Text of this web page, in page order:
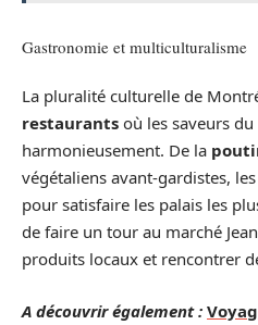
Gastronomie et multiculturalisme
La pluralité culturelle de
restaurants où les saveurs
harmonieusement. De la
végétaliens avant-gardistes,
pour satisfaire les palais les
de faire un tour au marché
produits locaux et rencontrer
A découvrir également :